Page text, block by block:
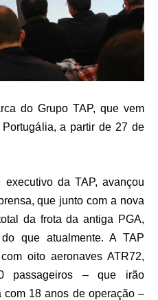
do Grupo TAP, que vem
a partir de 27 de
executivo da TAP, avançou
que junto com a nova
da frota da antiga PGA,
que atualmente. A TAP
oito aeronaves ATR72,
passageiros – que irão
18 anos de operação –